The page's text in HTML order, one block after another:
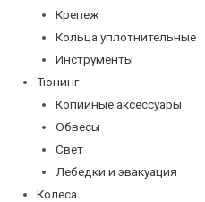
Крепеж
Кольца уплотнительные
Инструменты
Тюнинг
Копийные аксессуары
Обвесы
Свет
Лебедки и эвакуация
Колеса